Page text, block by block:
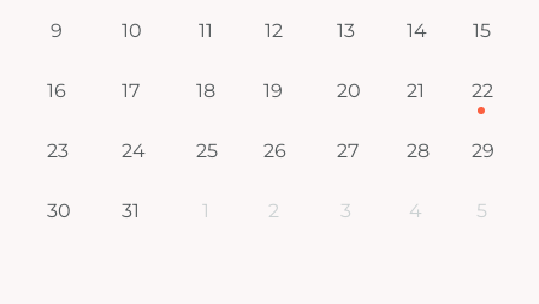
9 10 11 12 13 14 15
16 17 18 19 20 21 22
23 24 25 26 27 28 29
30 31 1 2 3 4 5